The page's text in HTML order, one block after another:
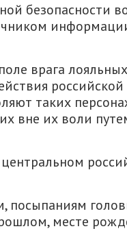
безопасности
врага
таких
вне их воли
посыпаниям
месте